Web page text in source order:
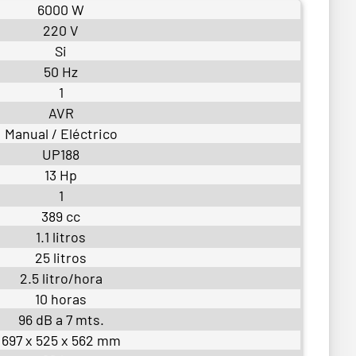
6000 W
220 V
Si
50 Hz
1
AVR
Manual / Eléctrico
UP188
13 Hp
1
389 cc
1.1 litros
25 litros
2.5 litro/hora
10 horas
96 dB a 7 mts.
697 x 525 x 562 mm